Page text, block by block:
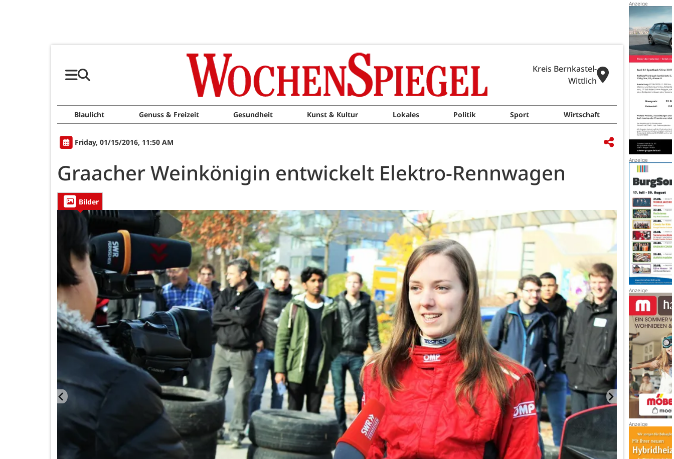
Kreis Bernkastel-
Wittlich
Blaulicht Genuss & Freizeit Gesundheit Kunst & Kultur Lokales Politik Sport Wirtschaft
Friday, 01/15/2016, 11:50 AM
Graacher Weinkönigin entwickelt Elektro-Rennwagen
Bilder